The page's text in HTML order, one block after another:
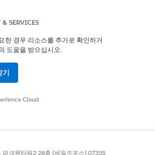
다. 관련 기회 없
할 수 없습니
. 여러 개의 이
& SERVICES
한 경우 리소스를 추가로 확인하거
도움을 받으십시오.
기
Cloud
크원타워2 28층 (세일즈포스) 07335